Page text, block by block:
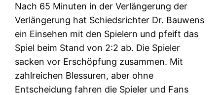
Nach 65 Minuten in der Verlängerung der
Verlängerung hat Schiedsrichter Dr. Bauwens
ein Einsehen mit den Spielern und pfeift das
Spiel beim Stand von 2:2 ab. Die Spieler
sacken vor Erschöpfung zusammen. Mit
zahlreichen Blessuren, aber ohne
Entscheidung fahren die Spieler und Fans